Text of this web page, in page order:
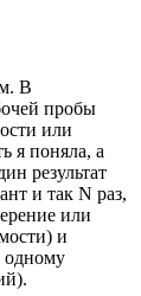
В
пробы
или
я поняла, а
результат
и так N раз,
или
и
одному